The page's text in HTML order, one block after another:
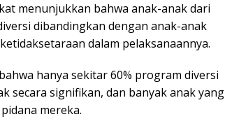
menunjukkan bahwa anak-anak dari
dibandingkan dengan anak-anak
dalam pelaksanaannya.
hanya sekitar 60% program diversi
secara signifikan, dan banyak anak yang
mereka.